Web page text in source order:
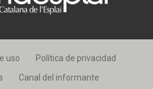
uso
Política de privacidad
Canal del informante